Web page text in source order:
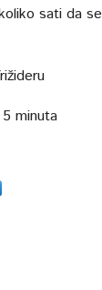
sati da se
minuta